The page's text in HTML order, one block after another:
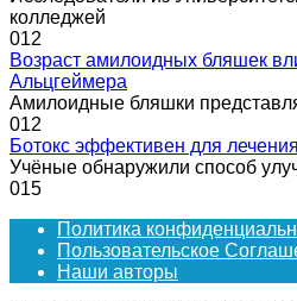
колледжей
012
Возраст амилоидных бляшек
Альцгеймера
Амилоидные бляшки
012
Ботокс эффективен для
Учёные обнаружили способ
015
Политика
Пользовательское
Наши авторы